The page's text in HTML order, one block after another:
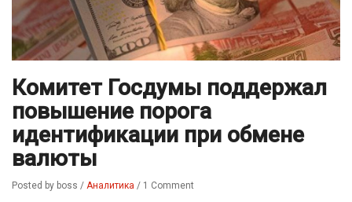
Комитет Госдумы поддержал
повышение порога
идентификации при обмене
валюты
Posted by boss / Аналитика / 1 Comment